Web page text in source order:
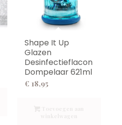
Shape It Up
Glazen
Desinfectieflacon
Dompelaar 621ml
€ 18,95